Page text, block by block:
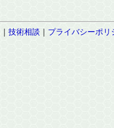
｜ 技術相談 ｜ プライバシーポリ